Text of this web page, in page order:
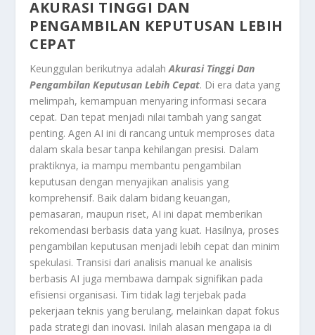
AKURASI TINGGI DAN
PENGAMBILAN KEPUTUSAN LEBIH
CEPAT
Keunggulan berikutnya adalahAkurasi Tinggi Dan
Pengambilan Keputusan Lebih Cepat. Di era data yang
melimpah, kemampuan menyaring informasi secara
cepat. Dan tepat menjadi nilai tambah yang sangat
penting. Agen AI ini di rancang untuk memproses data
dalam skala besar tanpa kehilangan presisi. Dalam
praktiknya, ia mampu membantu pengambilan
keputusan dengan menyajikan analisis yang
komprehensif. Baik dalam bidang keuangan,
pemasaran, maupun riset, AI ini dapat memberikan
rekomendasi berbasis data yang kuat. Hasilnya, proses
pengambilan keputusan menjadi lebih cepat dan minim
spekulasi. Transisi dari analisis manual ke analisis
berbasis AI juga membawa dampak signifikan pada
efisiensi organisasi. Tim tidak lagi terjebak pada
pekerjaan teknis yang berulang, melainkan dapat fokus
pada strategi dan inovasi. Inilah alasan mengapa ia di